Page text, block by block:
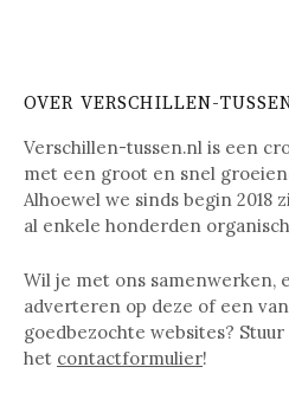
OVER VERSCHILLEN-
Verschillen-tussen.nl is een
met een groot en snel
Alhoewel we sinds begin 2018
al enkele honderden
Wil je met ons samenwerken,
adverteren op deze of een
goedbezochte websites?
het contactformulier!